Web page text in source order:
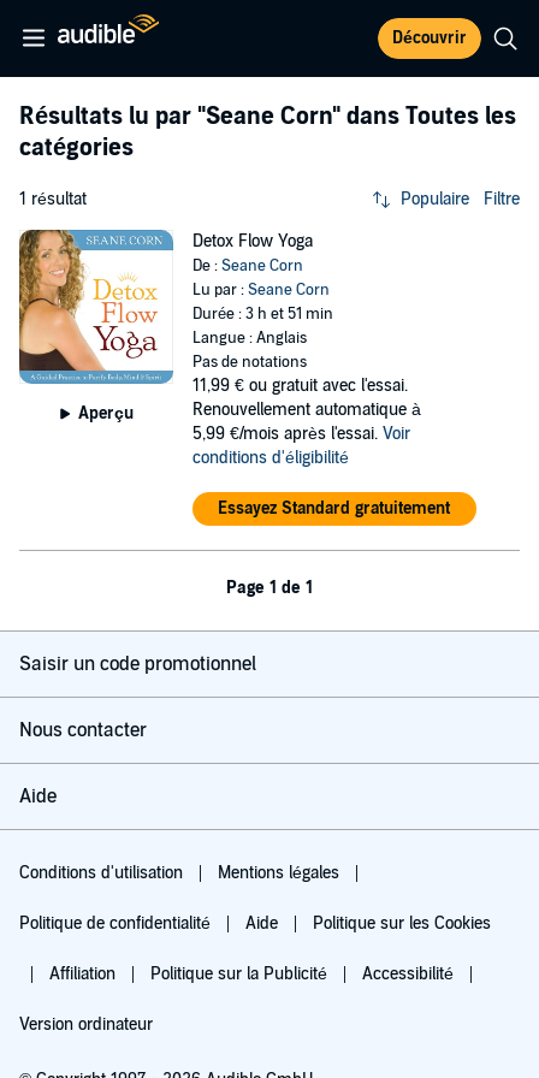
Découvrir
Résultats lu par "Seane Corn" dans Toutes les
catégories
1 résultat Populaire Filtre
Aperçu
Detox Flow Yoga
De :Seane Corn
Lu par :Seane Corn
Durée : 3 h et 51 min
Langue : Anglais
Pas de notations
11,99 € ou gratuit avec l'essai.
Renouvellement automatique à
5,99 €/mois après l'essai. Voir
conditions d'éligibilité
Essayez Standard gratuitement
Page 1 de 1
Saisir un code promotionnel
Nous contacter
Aide
Conditions d'utilisation Mentions légales
Politique de confidentialité Aide Politique sur les Cookies
Affiliation Politique sur la Publicité Accessibilité
Version ordinateur